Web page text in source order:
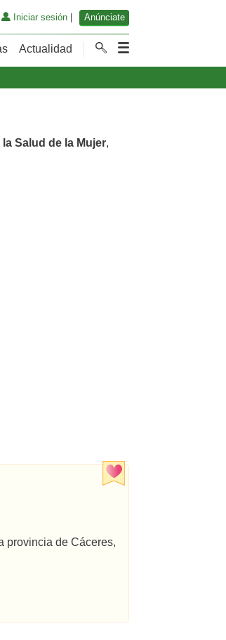
Iniciar sesión| Anúnciate
Actualidad
Salud de la Mujer,
provincia de Cáceres,